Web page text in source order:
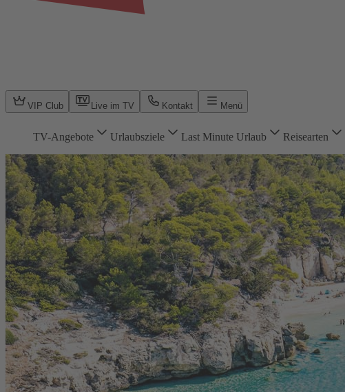
VIP Club Live im TV Kontakt Menü
TV-Angebote Urlaubsziele Last Minute Urlaub Reisearten